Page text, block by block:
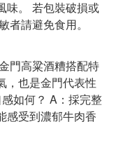
味。 若包裝破損或
者請避免食用。
門高粱酒糟搭配特
，也是金門代表性
如何？ A：採完整
感受到濃郁牛肉香